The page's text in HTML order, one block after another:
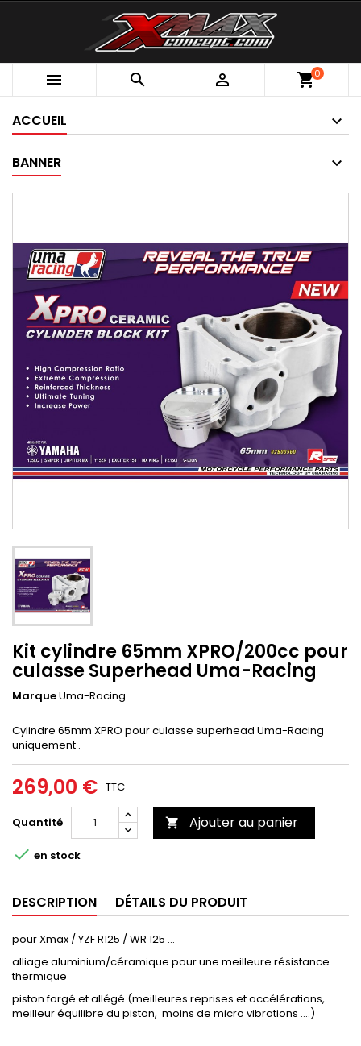
   shopping_cart0
ACCUEIL
BANNER
Kit cylindre 65mm XPRO/200cc pour
culasse Superhead Uma-Racing
MarqueUma-Racing
Cylindre 65mm XPRO pour culasse superhead Uma-Racing
uniquement .
269,00 € TTC
Quantité  Ajouter au panier
 en stock
DESCRIPTION DÉTAILS DU PRODUIT
pour Xmax / YZF R125 / WR 125 ...
alliage aluminium/céramique pour une meilleure résistance
thermique
piston forgé et allégé (meilleures reprises et accélérations,
meilleur équilibre du piston, moins de micro vibrations ....)